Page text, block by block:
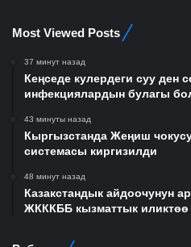
Most Viewed Posts
37 минут назад
Кеңседе кулердеги суу ден
инфекциялардын булагы
43 минуты назад
Кыргызстанда Жеңиш
системасы киргизилди
48 минут назад
Казакстандык айдоочунун
ЖКККББ кызматтык